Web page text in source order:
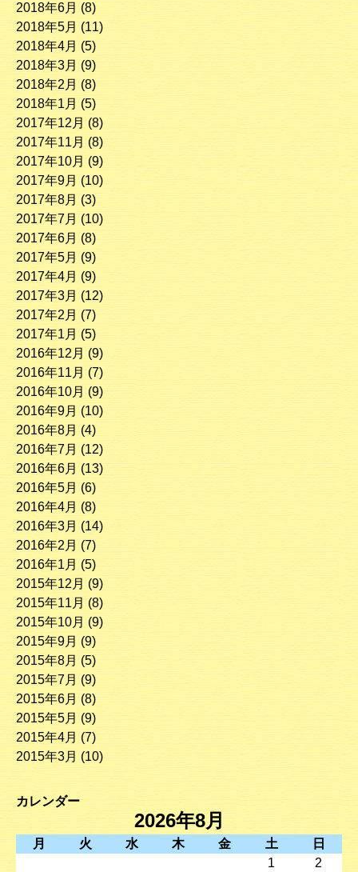
2018年6月 (8)
2018年5月 (11)
2018年4月 (5)
2018年3月 (9)
2018年2月 (8)
2018年1月 (5)
2017年12月 (8)
2017年11月 (8)
2017年10月 (9)
2017年9月 (10)
2017年8月 (3)
2017年7月 (10)
2017年6月 (8)
2017年5月 (9)
2017年4月 (9)
2017年3月 (12)
2017年2月 (7)
2017年1月 (5)
2016年12月 (9)
2016年11月 (7)
2016年10月 (9)
2016年9月 (10)
2016年8月 (4)
2016年7月 (12)
2016年6月 (13)
2016年5月 (6)
2016年4月 (8)
2016年3月 (14)
2016年2月 (7)
2016年1月 (5)
2015年12月 (9)
2015年11月 (8)
2015年10月 (9)
2015年9月 (9)
2015年8月 (5)
2015年7月 (9)
2015年6月 (8)
2015年5月 (9)
2015年4月 (7)
2015年3月 (10)
カレンダー
2026年8月
月 火 水 木 金 土
日
1
2